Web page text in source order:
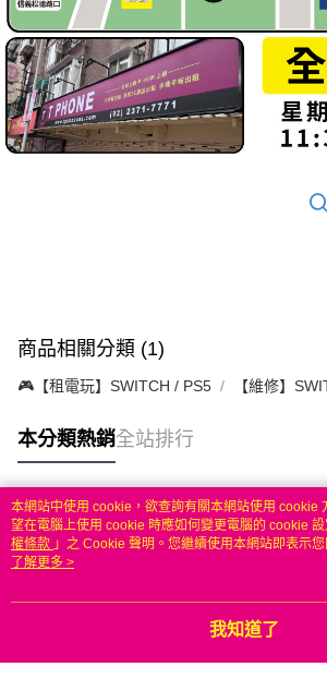
商品相關分類 (1)
🎮【租電玩】SWITCH / PS5 【維修】
本分類熱銷全站排行
熱門標籤
本網站中使用 cookie，欲查詢有關本網站使用 cookie
望在電腦上使用 cookie 時應如何變更電腦的 cookie
權條款 」之 Cookie 聲明。您繼續使用本網站即表示
用條款之 Cookie 聲明使用 cookie。
了解更多 >
我知道了